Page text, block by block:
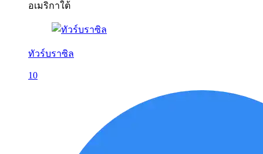
อเมริกาใต้
ทัวร์บราซิล
10